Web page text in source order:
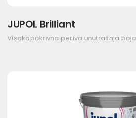
JUPOL Brilliant
Visokopokrivna periva unutrašnja boja